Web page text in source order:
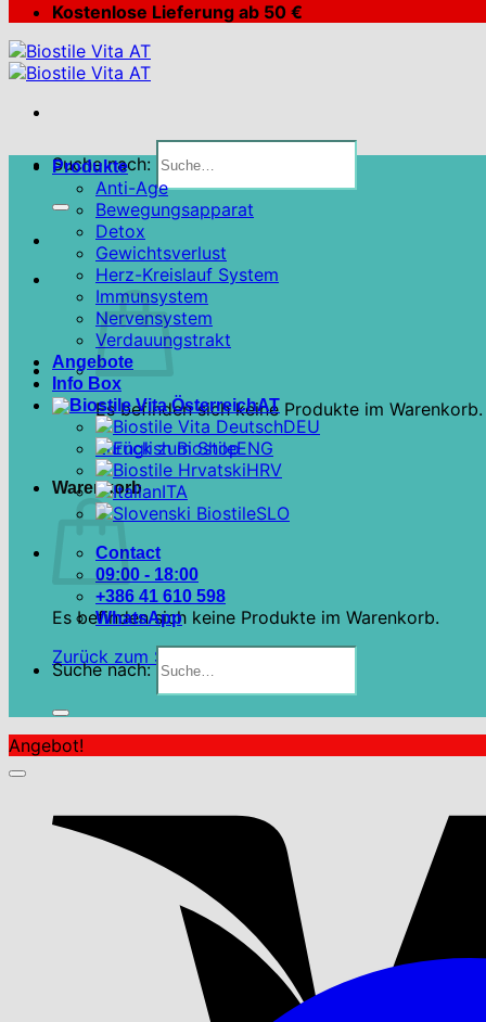
Kostenlose Lieferung ab 50 €
Suche nach:
Es befinden sich keine Produkte im Warenkorb.
Zurück zum Shop
Warenkorb
Es befinden sich keine Produkte im Warenkorb.
Zurück zum Shop
Produkte
Anti-Age
Bewegungsapparat
Detox
Gewichtsverlust
Herz-Kreislauf System
Immunsystem
Nervensystem
Verdauungstrakt
Angebote
Info Box
AT
DEU
ENG
HRV
ITA
SLO
Contact
09:00 - 18:00
+386 41 610 598
WhatsApp
Suche nach:
Angebot!